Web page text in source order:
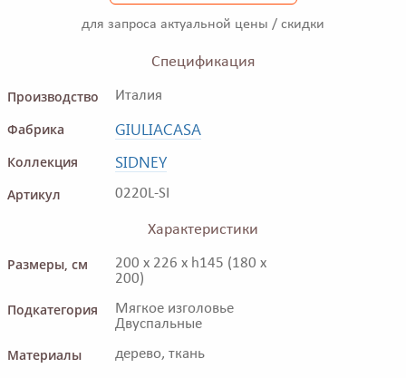
для запроса актуальной цены / скидки
Спецификация
Производство
Италия
Фабрика GIULIACASA
Коллекция SIDNEY
Артикул 0220L-SI
Характеристики
Размеры, см
200 x 226 x h145 (180 x
200)
Подкатегория
Мягкое изголовье
Двуспальные
Материалы дерево, ткань